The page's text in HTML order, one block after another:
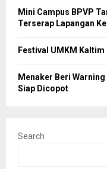
Mini Campus BPVP
Terserap Lapangan
Festival UMKM
Menaker Beri
Siap Dicopot
Search